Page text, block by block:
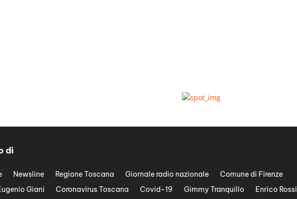
di
Newsline Regione Toscana Giornale radio nazionale
Comune di Firenze
Giani Coronavirus Toscana Covid-19 Gimmy Tranquillo
Enrico Rossi